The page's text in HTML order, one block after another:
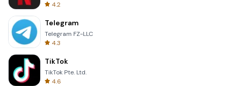
4.2
Telegram
Telegram FZ-LLC
4.3
TikTok
TikTok Pte. Ltd.
4.6